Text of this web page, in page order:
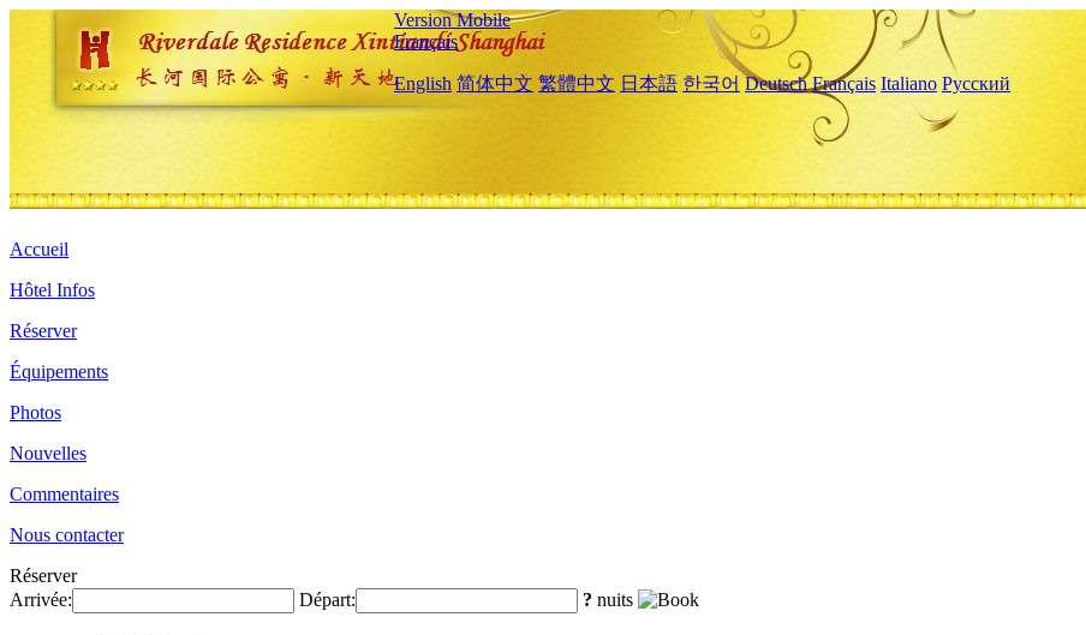
Version Mobile
Français
English 简体中文 繁體中文 日本語 한국어 Deutsch Français Italiano Русский
Accueil
Hôtel Infos
Réserver
Équipements
Photos
Nouvelles
Commentaires
Nous contacter
Réserver
Arrivée:
Départ: ? nuits